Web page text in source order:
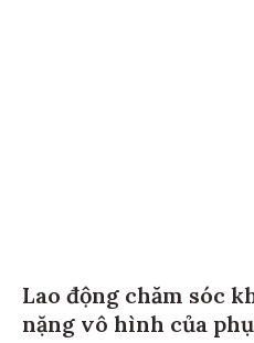
Lao động chăm sóc
nặng vô hình của